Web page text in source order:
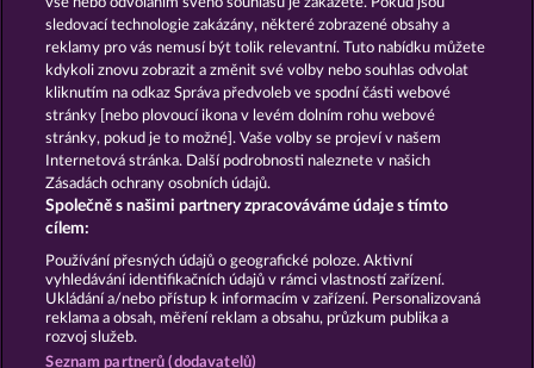
STICKY DIAMONDS
Podmínky Prohlášení o ochraně údajů
Kontakt Společnost Časté dotazy
Facebook
Podat Žádost o Odstoupení
sledovací technologie zakázány, některé zobrazené obsahy a
reklamy pro vás nemusí být tolik relevantní. Tuto nabídku můžete
kdykoli znovu zobrazit a změnit své volby nebo souhlas odvolat
kliknutím na odkaz Správa předvoleb ve spodní části webové
stránky [nebo plovoucí ikona v levém dolním rohu webové
stránky, pokud je to možné]. Vaše volby se projeví v našem
Internetová stránka. Další podrobnosti naleznete v našich
Zásadách ochrany osobních údajů.
Společně s našimi partnery zpracováváme údaje s tímto
cílem:
Používání přesných údajů o geografické poloze. Aktivní
vyhledávání identifikačních údajů v rámci vlastností zařízení.
Ukládání a/nebo přístup k informacím v zařízení. Personalizovaná
reklama a obsah, měření reklam a obsahu, průzkum publika a
rozvoj služeb.
Seznam partnerů (dodavatelů)